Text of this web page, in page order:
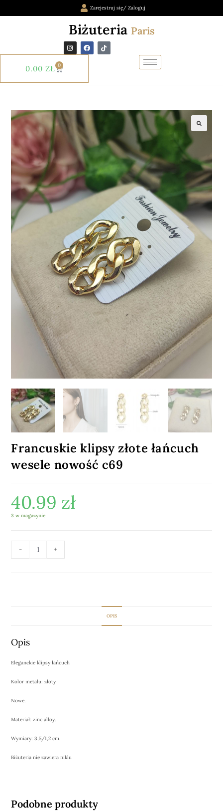
Zarejestruj się/ Zaloguj
Biżuteria Paris
0.00 ZŁ 0
Francuskie klipsy złote łańcuch
wesele nowość c69
40.99 zł
3 w magazynie
- +
OPIS
Opis
Eleganckie klipsy łańcuch
Kolor metalu: złoty
Nowe.
Materiał: zinc alloy.
Wymiary: 3,5/1,2 cm.
Biżuteria nie zawiera niklu
Podobne produkty